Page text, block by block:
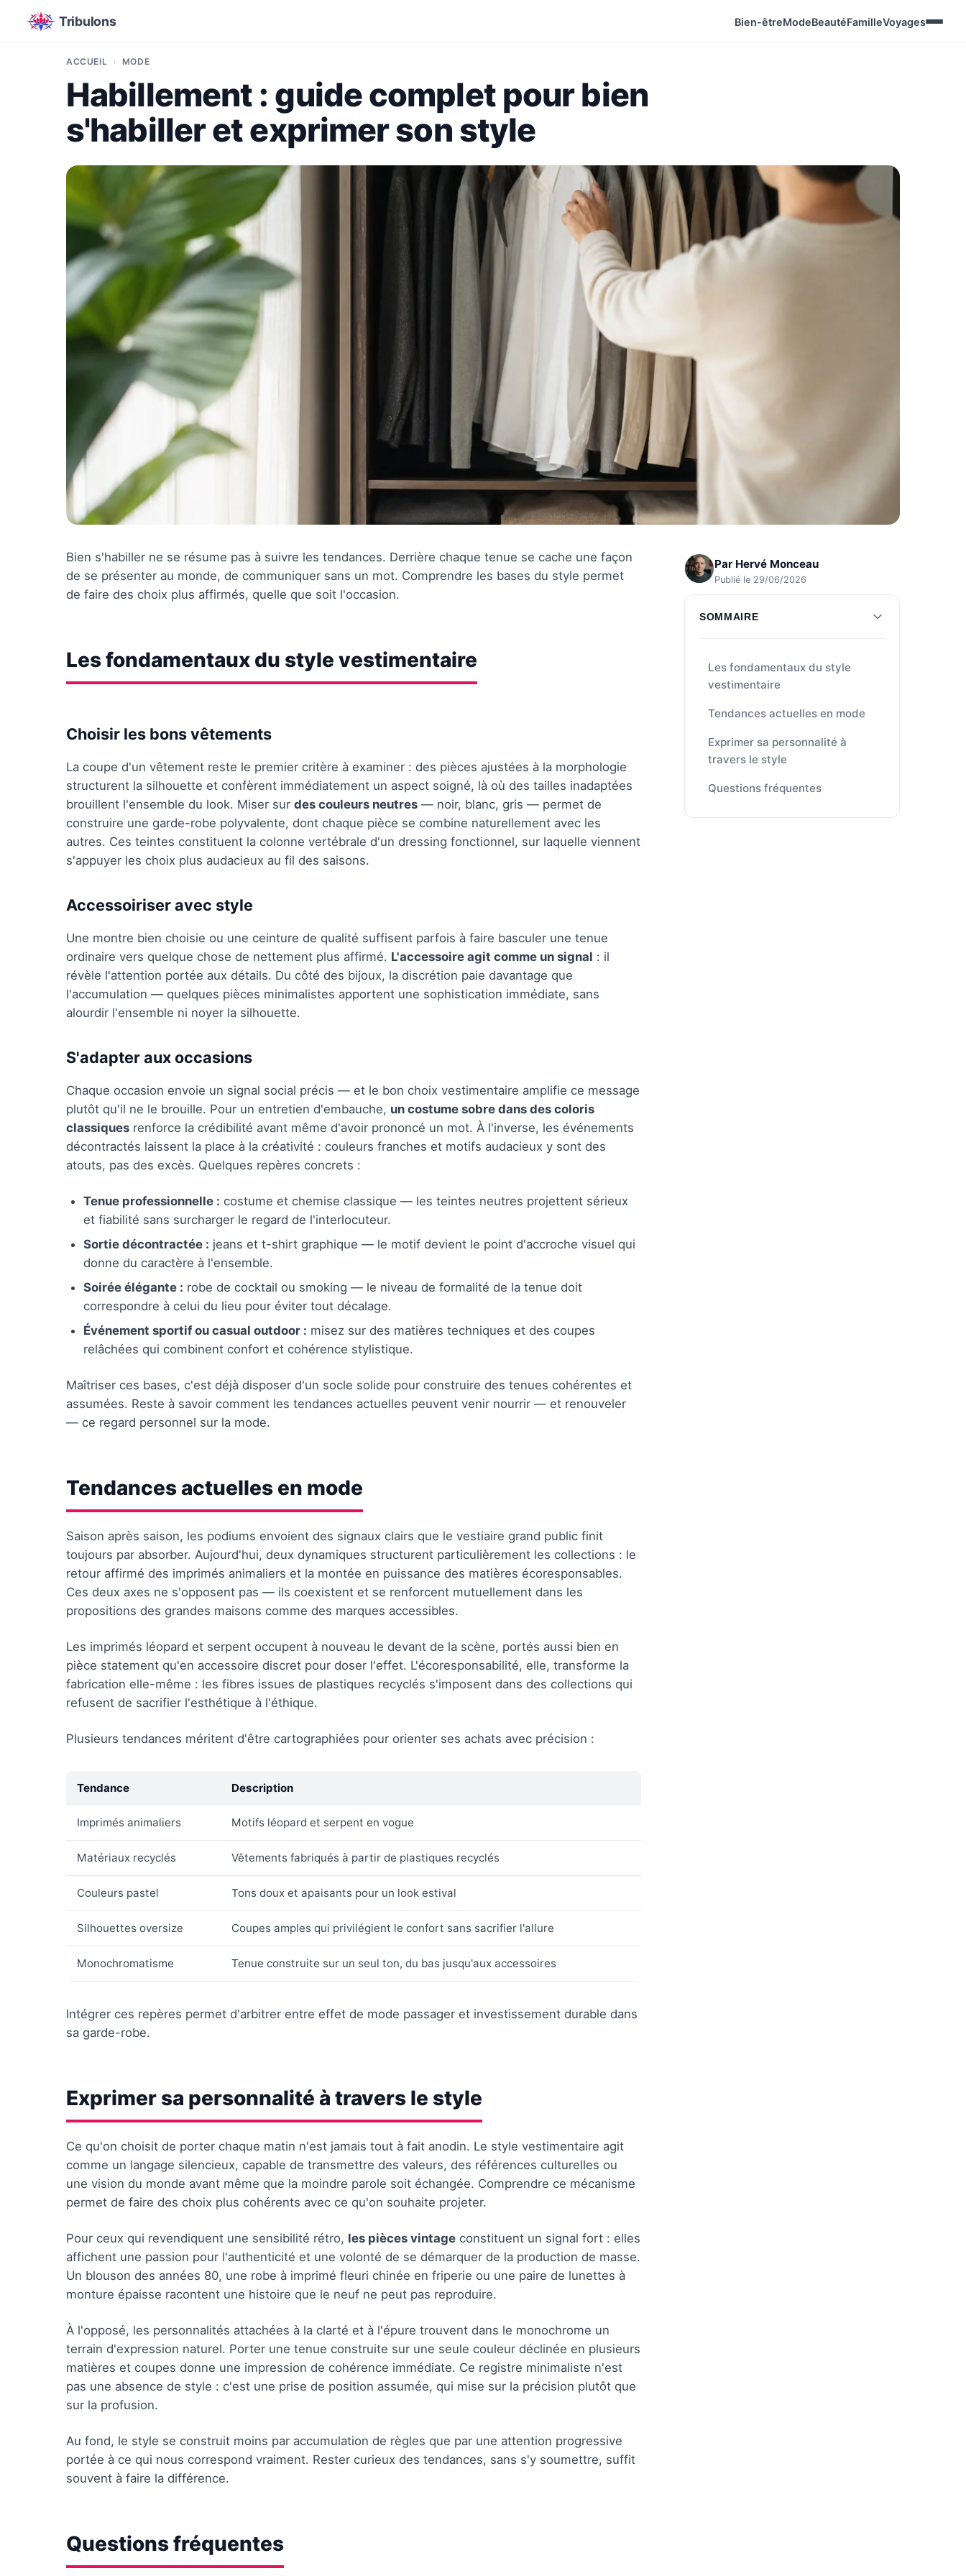
Tribulons Bien-êtreModeBeautéFamilleVoyages
ACCUEIL MODE
Habillement : guide complet pour bien
s'habiller et exprimer son style
Par Hervé Monceau
Publié le 29/06/2026
SOMMAIRE
Les fondamentaux du style
vestimentaire
Tendances actuelles en mode
Exprimer sa personnalité à
travers le style
Questions fréquentes
Bien s'habiller ne se résume pas à suivre les tendances. Derrière chaque tenue se cache une façon
de se présenter au monde, de communiquer sans un mot. Comprendre les bases du style permet
de faire des choix plus affirmés, quelle que soit l'occasion.
Les fondamentaux du style vestimentaire
Choisir les bons vêtements
La coupe d'un vêtement reste le premier critère à examiner : des pièces ajustées à la morphologie
structurent la silhouette et confèrent immédiatement un aspect soigné, là où des tailles inadaptées
brouillent l'ensemble du look. Miser sur des couleurs neutres — noir, blanc, gris — permet de
construire une garde-robe polyvalente, dont chaque pièce se combine naturellement avec les
autres. Ces teintes constituent la colonne vertébrale d'un dressing fonctionnel, sur laquelle viennent
s'appuyer les choix plus audacieux au fil des saisons.
Accessoiriser avec style
Une montre bien choisie ou une ceinture de qualité suffisent parfois à faire basculer une tenue
ordinaire vers quelque chose de nettement plus affirmé. L'accessoire agit comme un signal : il
révèle l'attention portée aux détails. Du côté des bijoux, la discrétion paie davantage que
l'accumulation — quelques pièces minimalistes apportent une sophistication immédiate, sans
alourdir l'ensemble ni noyer la silhouette.
S'adapter aux occasions
Chaque occasion envoie un signal social précis — et le bon choix vestimentaire amplifie ce message
plutôt qu'il ne le brouille. Pour un entretien d'embauche, un costume sobre dans des coloris
classiques renforce la crédibilité avant même d'avoir prononcé un mot. À l'inverse, les événements
décontractés laissent la place à la créativité : couleurs franches et motifs audacieux y sont des
atouts, pas des excès. Quelques repères concrets :
Tenue professionnelle : costume et chemise classique — les teintes neutres projettent sérieux
et fiabilité sans surcharger le regard de l'interlocuteur.
Sortie décontractée : jeans et t-shirt graphique — le motif devient le point d'accroche visuel qui
donne du caractère à l'ensemble.
Soirée élégante : robe de cocktail ou smoking — le niveau de formalité de la tenue doit
correspondre à celui du lieu pour éviter tout décalage.
Événement sportif ou casual outdoor : misez sur des matières techniques et des coupes
relâchées qui combinent confort et cohérence stylistique.
Maîtriser ces bases, c'est déjà disposer d'un socle solide pour construire des tenues cohérentes et
assumées. Reste à savoir comment les tendances actuelles peuvent venir nourrir — et renouveler
— ce regard personnel sur la mode.
Tendances actuelles en mode
Saison après saison, les podiums envoient des signaux clairs que le vestiaire grand public finit
toujours par absorber. Aujourd'hui, deux dynamiques structurent particulièrement les collections : le
retour affirmé des imprimés animaliers et la montée en puissance des matières écoresponsables.
Ces deux axes ne s'opposent pas — ils coexistent et se renforcent mutuellement dans les
propositions des grandes maisons comme des marques accessibles.
Les imprimés léopard et serpent occupent à nouveau le devant de la scène, portés aussi bien en
pièce statement qu'en accessoire discret pour doser l'effet. L'écoresponsabilité, elle, transforme la
fabrication elle-même : les fibres issues de plastiques recyclés s'imposent dans des collections qui
refusent de sacrifier l'esthétique à l'éthique.
Plusieurs tendances méritent d'être cartographiées pour orienter ses achats avec précision :
Tendance Description
Imprimés animaliers Motifs léopard et serpent en vogue
Matériaux recyclés Vêtements fabriqués à partir de plastiques recyclés
Couleurs pastel Tons doux et apaisants pour un look estival
Silhouettes oversize Coupes amples qui privilégient le confort sans sacrifier l'allure
Monochromatisme Tenue construite sur un seul ton, du bas jusqu'aux accessoires
Intégrer ces repères permet d'arbitrer entre effet de mode passager et investissement durable dans
sa garde-robe.
Exprimer sa personnalité à travers le style
Ce qu'on choisit de porter chaque matin n'est jamais tout à fait anodin. Le style vestimentaire agit
comme un langage silencieux, capable de transmettre des valeurs, des références culturelles ou
une vision du monde avant même que la moindre parole soit échangée. Comprendre ce mécanisme
permet de faire des choix plus cohérents avec ce qu'on souhaite projeter.
Pour ceux qui revendiquent une sensibilité rétro, les pièces vintage constituent un signal fort : elles
affichent une passion pour l'authenticité et une volonté de se démarquer de la production de masse.
Un blouson des années 80, une robe à imprimé fleuri chinée en friperie ou une paire de lunettes à
monture épaisse racontent une histoire que le neuf ne peut pas reproduire.
À l'opposé, les personnalités attachées à la clarté et à l'épure trouvent dans le monochrome un
terrain d'expression naturel. Porter une tenue construite sur une seule couleur déclinée en plusieurs
matières et coupes donne une impression de cohérence immédiate. Ce registre minimaliste n'est
pas une absence de style : c'est une prise de position assumée, qui mise sur la précision plutôt que
sur la profusion.
Au fond, le style se construit moins par accumulation de règles que par une attention progressive
portée à ce qui nous correspond vraiment. Rester curieux des tendances, sans s'y soumettre, suffit
souvent à faire la différence.
Questions fréquentes